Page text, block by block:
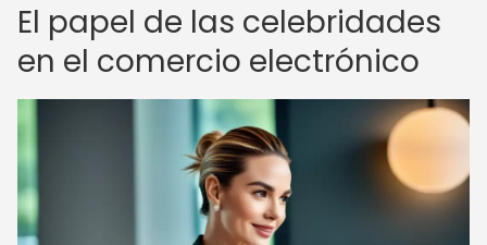
El papel de las celebridades
en el comercio electrónico